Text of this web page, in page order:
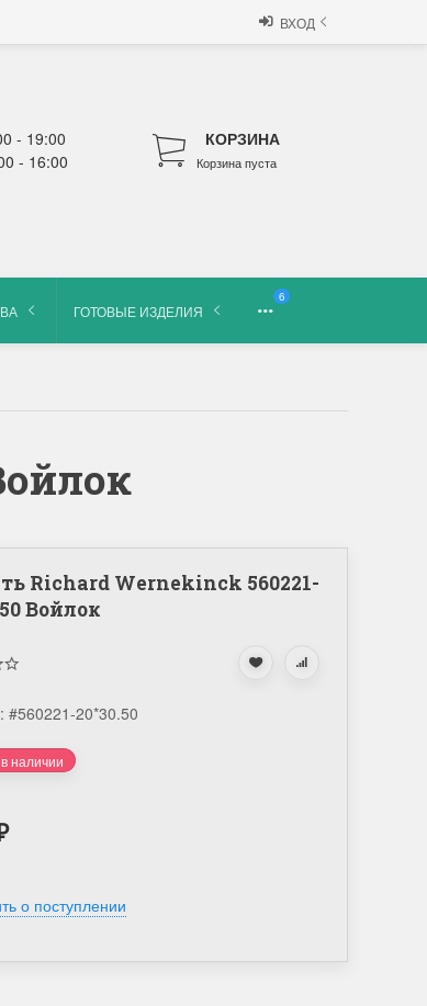
ВХОД
- 19:00
- 16:00
КОРЗИНА
Корзина пуста
ГОТОВЫЕ ИЗДЕЛИЯ
6
Richard Wernekinck 560221-
Войлок
#560221-20*30.50
наличии
о поступлении